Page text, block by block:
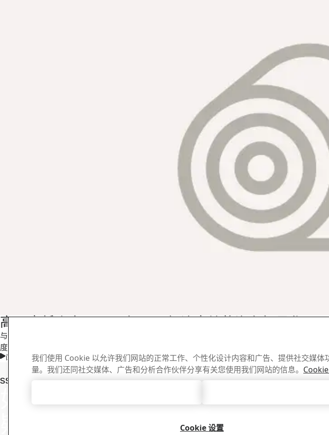
高强度低合金 (HSLA) 钢用于经济高效的汽车轻量化
与传统的低碳钢相比，高强度低合金钢是提高强度减轻重量的经济有效选择。HSLA钢还具有
度和减轻其重量。
阅读更多
SSAB Docol 联系人
如有任何问题或
下载中心
料。
我们使用 Cookie 以允许我们网站的正常工作、个性化设计内容和广告、提供社交媒体
量。我们还同社交媒体、广告和分析合作伙伴分享有关您使用我们网站的信息。
Cookie 设置